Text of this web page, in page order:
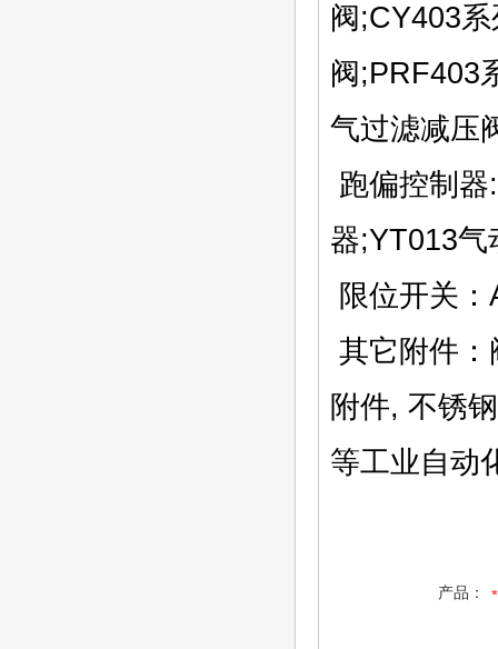
阀;CY403
阀;PRF403
气过滤减压
跑偏控制
器;YT013气
限位开关
其它附件
附件, 不锈
等工业自动
产品：